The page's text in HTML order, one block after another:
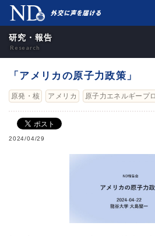
研究・報告
「アメリカの原子力政策」
原発・核 アメリカ 原子力エネルギープ
2024/04/29